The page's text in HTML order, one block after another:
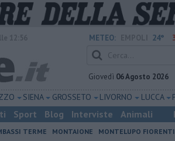
METEO: 24°
Giovedì 06 Agosto 2026
SIENA GROSSETO LIVORNO LUCCA
Sport Blog Interviste Animali
TERME MONTAIONE MONTELUPO